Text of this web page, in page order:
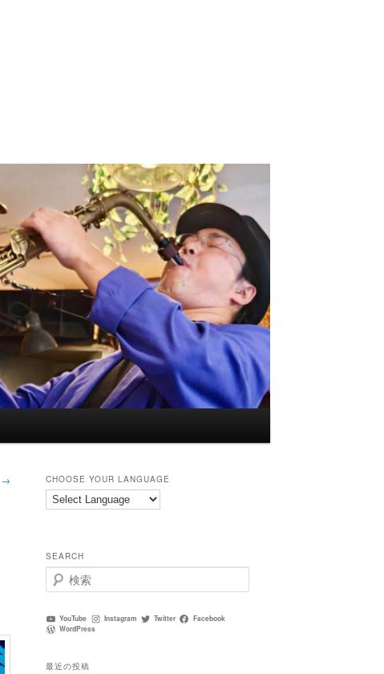
→ CHOOSE YOUR LANGUAGE
SEARCH
検
索
YouTube Instagram Twitter
Facebook
WordPress
最近の投稿